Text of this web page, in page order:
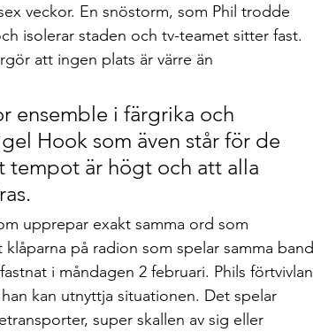
veckor. En snöstorm, som Phil trodde
isolerar staden och tv-teamet sitter fast.
att ingen plats är värre än
ensemble i färgrika och
Hook som även står för de
tempot är högt och att alla
upprepar exakt samma ord som
på radion som spelar samma band
i måndagen 2 februari. Phils förtvivlan
kan utnyttja situationen. Det spelar
super skallen av sig eller